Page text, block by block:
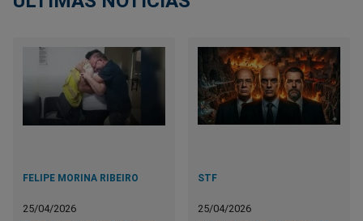
FELIPE MORINA RIBEIRO
25/04/2026
STF
25/04/2026